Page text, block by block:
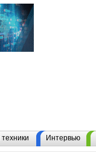
Интервью